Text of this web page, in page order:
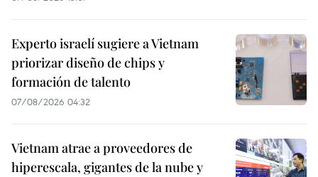
Experto israelí sugiere a Vietnam
priorizar diseño de chips y
formación de talento
07/08/2026 04:32
Vietnam atrae a proveedores de
hiperescala, gigantes de la nube y